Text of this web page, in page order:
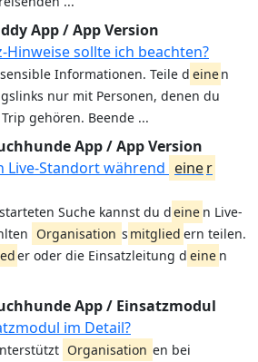
App / App Version
Hinweise sollte ich beachten?
Informationen. Teile d einen
nur mit Personen, denen du
gehören. Beende ...
App / App Version
Live-Standort während einer
Suche kannst du deine n Live-
Organisation s mitglied ern teilen.
er oder die Einsatzleitung d eine n
App / Einsatzmodul
im Detail?
Organisation en bei